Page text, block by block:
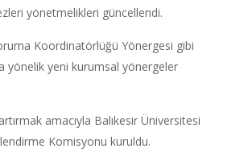
yönetmelikleri güncellendi.
Koordinatörlüğü Yönergesi gibi
yönelik yeni kurumsal yönergeler
amacıyla Balıkesir Üniversitesi
Komisyonu kuruldu.